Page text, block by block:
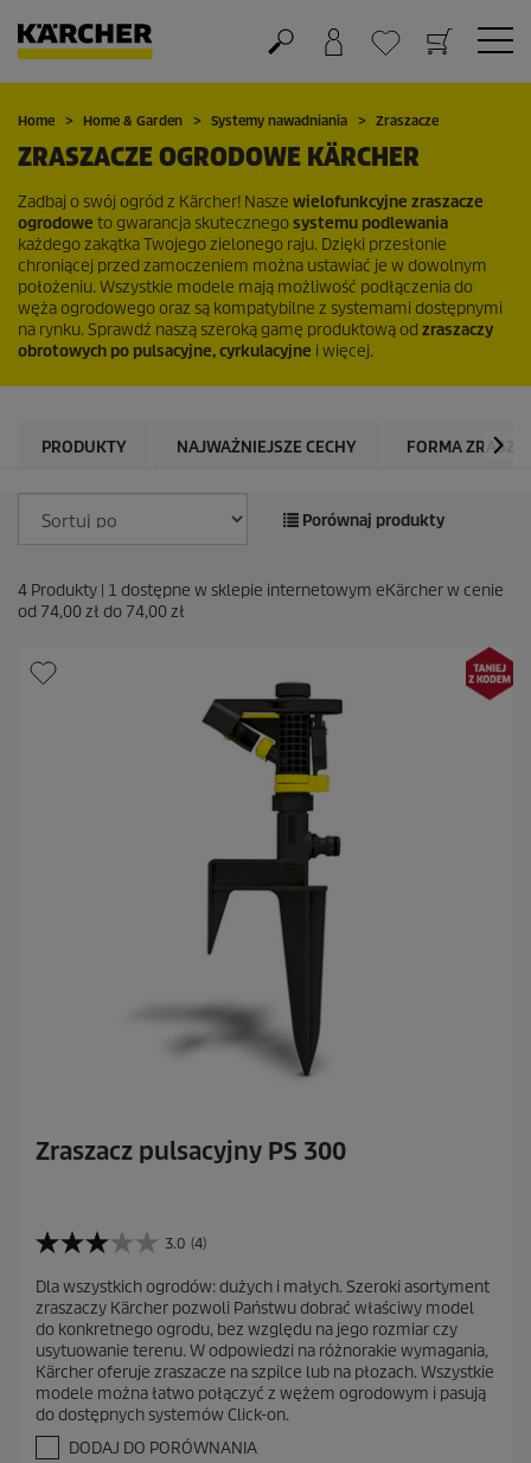
Koszyk
Lista życzeń
Home Home & Garden Systemy nawadniania Zraszacze
ZRASZACZE OGRODOWE KÄRCHER
Zadbaj o swój ogród z Kärcher! Nasze wielofunkcyjne zraszacze
ogrodowe to gwarancja skutecznegosystemu podlewania
każdego zakątka Twojego zielonego raju. Dzięki przesłonie
chroniącej przed zamoczeniem można ustawiać je w dowolnym
położeniu. Wszystkie modele mają możliwość podłączenia do
węża ogrodowego oraz są kompatybilne z systemami dostępnymi
na rynku. Sprawdź naszą szeroką gamę produktową od zraszaczy
obrotowych po pulsacyjne, cyrkulacyjne i więcej.
PRODUKTY NAJWAŻNIEJSZE CECHY FORMA
Porównaj produkty
4 Produkty | 1dostępne w sklepie internetowym eKärcher w cenie
od 74,00 zł do 74,00 zł
Zraszacz pulsacyjny PS 300
3.0 (4)
3
0
n
a
5
g
w
i
Dla wszystkich ogrodów: dużych i małych. Szeroki asortyment
zraszaczy Kärcher pozwoli Państwu dobrać właściwy model
do konkretnego ogrodu, bez względu na jego rozmiar czy
usytuowanie terenu. W odpowiedzi na różnorakie wymagania,
Kärcher oferuje zraszacze na szpilce lub na płozach. Wszystkie
modele można łatwo połączyć z wężem ogrodowym i pasują
do dostępnych systemów Click-on.
DODAJ DO PORÓWNANIA